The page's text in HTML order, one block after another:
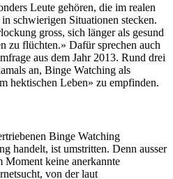
Leute gehören, die im realen
schwierigen Situationen stecken.
gross, sich länger als gesund
zu flüchten.» Dafür sprechen auch
aus dem Jahr 2013. Rund drei
an, Binge Watching als
hektischen Leben» zu empfinden.
Binge Watching
handelt, ist umstritten. Denn ausser
Moment keine anerkannte
von der laut